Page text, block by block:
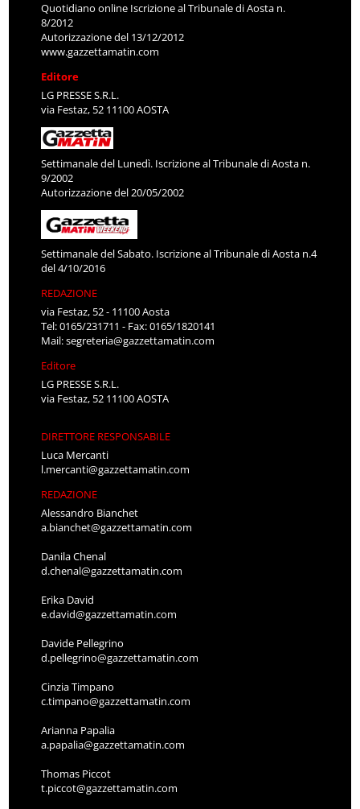
Quotidiano online Iscrizione al Tribunale di Aosta n.
8/2012
Autorizzazione del 13/12/2012
www.gazzettamatin.com
Editore
LG PRESSE S.R.L.
via Festaz, 52 11100 AOSTA
Settimanale del Lunedì. Iscrizione al Tribunale di Aosta n.
9/2002
Autorizzazione del 20/05/2002
Settimanale del Sabato. Iscrizione al Tribunale di Aosta n.4
del 4/10/2016
REDAZIONE
via Festaz, 52 - 11100 Aosta
Tel: 0165/231711 - Fax: 0165/1820141
Mail:segreteria@gazzettamatin.com
Editore
LG PRESSE S.R.L.
via Festaz, 52 11100 AOSTA
DIRETTORE RESPONSABILE
Luca Mercanti
l.mercanti@gazzettamatin.com
REDAZIONE
Alessandro Bianchet
a.bianchet@gazzettamatin.com
Danila Chenal
d.chenal@gazzettamatin.com
Erika David
e.david@gazzettamatin.com
Davide Pellegrino
d.pellegrino@gazzettamatin.com
Cinzia Timpano
c.timpano@gazzettamatin.com
Arianna Papalia
a.papalia@gazzettamatin.com
Thomas Piccot
t.piccot@gazzettamatin.com